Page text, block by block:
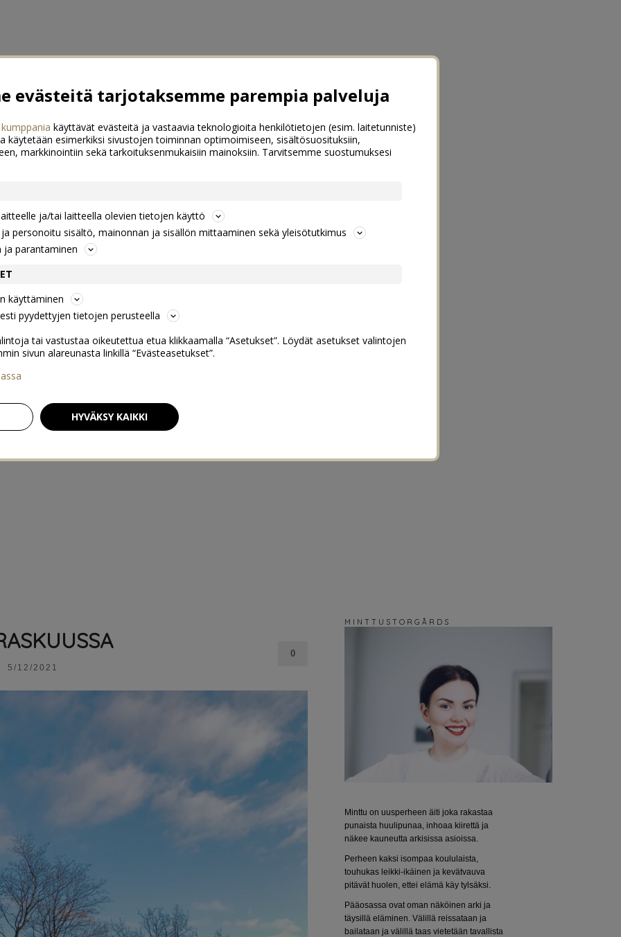
5/12/2021
0
M I N T T U S T O R G Å R D S
Minttu on uusperheen äiti joka rakastaa
punaista huulipunaa, inhoaa kiirettä ja
näkee kauneutta arkisissa asioissa.
Perheen kaksi isompaa koululaista,
touhukas leikki-ikäinen ja kevätvauva
pitävät huolen, ettei elämä käy tylsäksi.
Pääosassa ovat oman näköinen arki ja
täysillä eläminen. Välillä reissataan ja
bailataan ja välillä taas vietetään tavallista
evästeitä tarjotaksemme parempia palveluja
käyttävät evästeitä ja vastaavia teknologioita henkilötietojen (esim. laitetunniste)
käytetään esimerkiksi sivustojen toiminnan optimoimiseen, sisältösuosituksiin,
markkinointiin sekä tarkoituksenmukaisiin mainoksiin. Tarvitsemme suostumuksesi
ja/tai laitteella olevien tietojen käyttö
personoitu sisältö, mainonnan ja sisällön mittaaminen sekä yleisötutkimus
ja parantaminen
käyttäminen
pyydettyjen tietojen perusteella
tai vastustaa oikeutettua etua klikkaamalla “Asetukset”. Löydät asetukset valintojen
sivun alareunasta linkillä “Evästeasetukset”.
HYVÄKSY KAIKKI